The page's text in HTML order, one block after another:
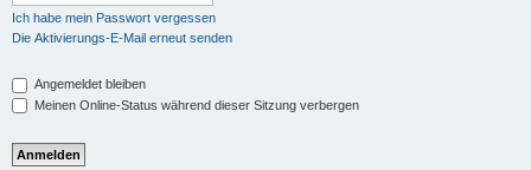
Ich habe mein Passwort vergessen
Die Aktivierungs-E-Mail erneut senden
Angemeldet bleiben
Meinen Online-Status während dieser Sitzung verbergen